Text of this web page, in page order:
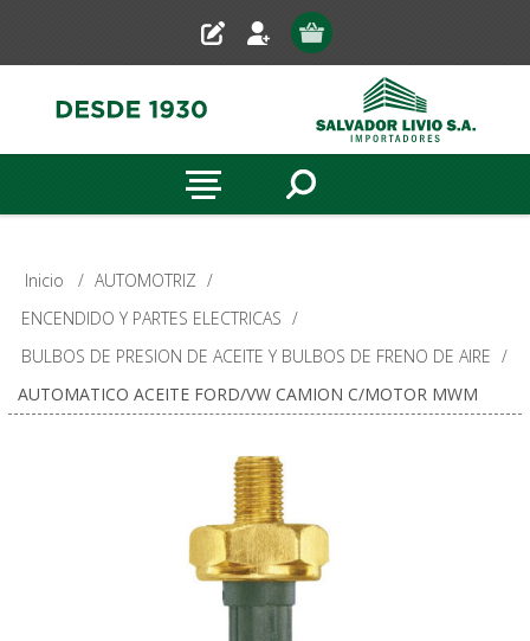
Inicio / AUTOMOTRIZ /
ENCENDIDO Y PARTES ELECTRICAS /
BULBOS DE PRESION DE ACEITE Y BULBOS DE FRENO DE AIRE /
AUTOMATICO ACEITE FORD/VW CAMION C/MOTOR MWM